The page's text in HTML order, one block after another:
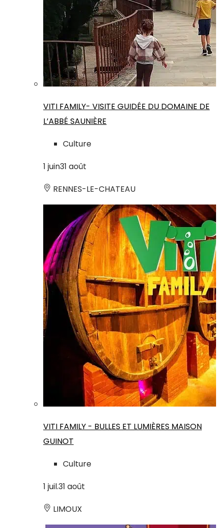
VITI FAMILY- VISITE GUIDÉE DU DOMAINE DE
L’ABBÉ SAUNIÈRE
Culture
1 juin31 août
RENNES-LE-CHATEAU
VITI FAMILY - BULLES ET LUMIÈRES MAISON
GUINOT
Culture
1 juil.31 août
LIMOUX